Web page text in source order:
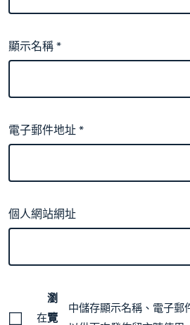
顯示名稱*
電子郵件地址*
個人網站網址
在
瀏
覽
中儲存顯示名稱、電子郵